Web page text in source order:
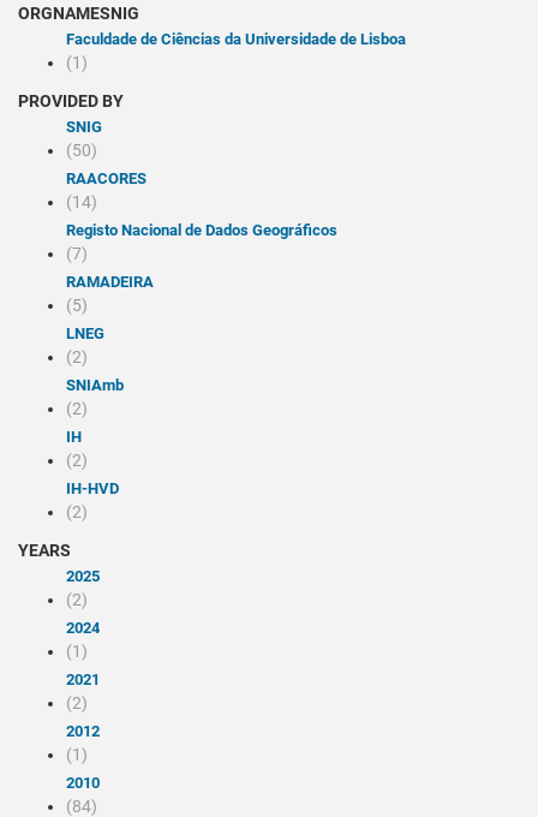
ORGNAMESNIG
Faculdade de Ciências da Universidade de Lisboa
(1)
PROVIDED BY
SNIG
(50)
RAACORES
(14)
Registo Nacional de Dados Geográficos
(7)
RAMADEIRA
(5)
LNEG
(2)
SNIAmb
(2)
IH
(2)
IH-HVD
(2)
YEARS
2025
(2)
2024
(1)
2021
(2)
2012
(1)
2010
(84)